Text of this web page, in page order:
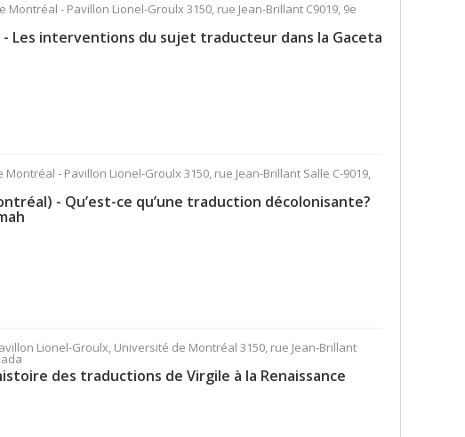
Montréal - Pavillon Lionel-Groulx 3150, rue Jean-Brillant C9019, 9e
Les interventions du sujet traducteur dans la Gaceta
Montréal - Pavillon Lionel-Groulx 3150, rue Jean-Brillant Salle C-9019,
- Qu’est-ce qu’une traduction décolonisante?
Lionel-Groulx, Université de Montréal 3150, rue Jean-Brillant
des traductions de Virgile à la Renaissance